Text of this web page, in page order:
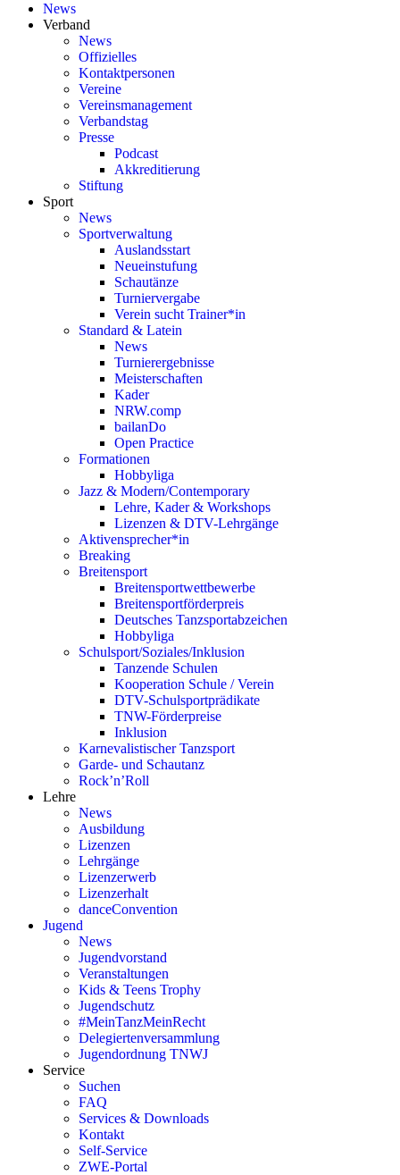
News
Verband
News
Offizielles
Kontaktpersonen
Vereine
Vereinsmanagement
Verbandstag
Presse
Podcast
Akkreditierung
Stiftung
Sport
News
Sportverwaltung
Auslandsstart
Neueinstufung
Schautänze
Turniervergabe
Verein sucht Trainer*in
Standard & Latein
News
Turnierergebnisse
Meisterschaften
Kader
NRW.comp
bailanDo
Open Practice
Formationen
Hobbyliga
Jazz & Modern/Contemporary
Lehre, Kader & Workshops
Lizenzen & DTV-Lehrgänge
Aktivensprecher*in
Breaking
Breitensport
Breitensportwettbewerbe
Breitensportförderpreis
Deutsches Tanzsportabzeichen
Hobbyliga
Schulsport/Soziales/Inklusion
Tanzende Schulen
Kooperation Schule / Verein
DTV-Schulsportprädikate
TNW-Förderpreise
Inklusion
Karnevalistischer Tanzsport
Garde- und Schautanz
Rock’n’Roll
Lehre
News
Ausbildung
Lizenzen
Lehrgänge
Lizenzerwerb
Lizenzerhalt
danceConvention
Jugend
News
Jugendvorstand
Veranstaltungen
Kids & Teens Trophy
Jugendschutz
#MeinTanzMeinRecht
Delegiertenversammlung
Jugendordnung TNWJ
Service
Suchen
FAQ
Services & Downloads
Kontakt
Self-Service
ZWE-Portal